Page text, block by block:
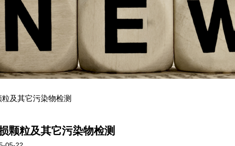
及其它污染物检测
颗粒及其它污染物检测